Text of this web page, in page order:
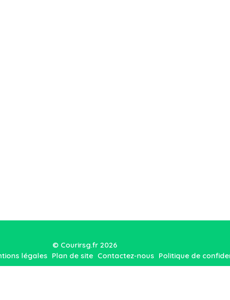
© Courirsg.fr 2026
légales Plan de site Contactez-nous Politique de